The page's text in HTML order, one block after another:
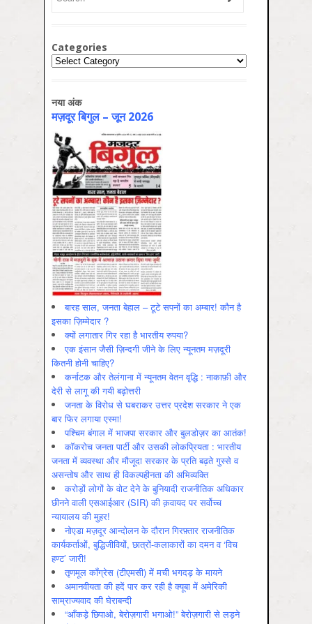
Categories
Categories
नया अंक
मज़दूर बिगुल – जून 2026
बारह साल, जनता बेहाल – टूटे सपनों का अम्बार! कौन है
इसका ज़िम्मेदार ?
क्यों लगातार गिर रहा है भारतीय रुपया?
एक इंसान जैसी ज़िन्दगी जीने के लिए न्यूनतम मज़दूरी
कितनी होनी चाहिए?
कर्नाटक और तेलंगाना में न्यूनतम वेतन वृद्धि : नाकाफ़ी और
देरी से लागू की गयी बढ़ोत्तरी
जनता के विरोध से घबराकर उत्तर प्रदेश सरकार ने एक
बार फिर लगाया एस्मा!
पश्चिम बंगाल में भाजपा सरकार और बुलडोज़र का आतंक!
कॉकरोच जनता पार्टी और उसकी लोकप्रियता : भारतीय
जनता में व्‍यवस्‍था और मौजूदा सरकार के प्रति बढ़ते गुस्‍से व
असन्‍तोष और साथ ही विकल्‍पहीनता की अभिव्‍यक्ति
करोड़ों लोगों के वोट देने के बुनियादी राजनीतिक अधिकार
छीनने वाली एसआईआर (SIR) की क़वायद पर सर्वोच्च
न्यायालय की मुहर!
नोएडा मज़दूर आन्दोलन के दौरान गिरफ़्तार राजनीतिक
कार्यकर्ताओं, बुद्धिजीवियों, छात्रों-कलाकारों का दमन व ‘विच
हण्ट’ जारी!
तृणमूल काँग्रेस (टीएमसी) में मची भगदड़ के मायने
अमानवीयता की हदें पार कर रही है क्यूबा में अमेरिकी
साम्राज्यवाद की घेराबन्दी
“आँकड़े छिपाओ, बेरोज़गारी भगाओ!” बेरोज़गारी से लड़ने